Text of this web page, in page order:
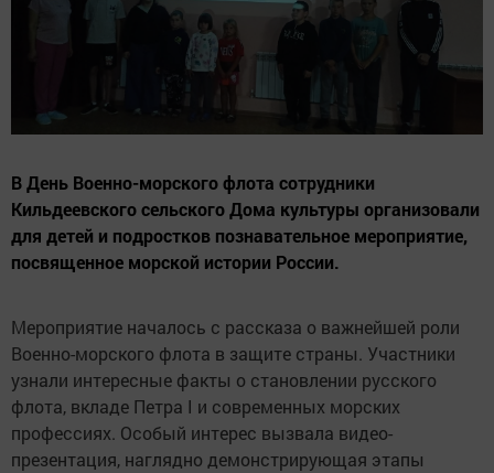
В День Военно-морского флота сотрудники
Кильдеевского сельского Дома культуры организовали
для детей и подростков познавательное мероприятие,
посвященное морской истории России.
Мероприятие началось с рассказа о важнейшей роли
Военно-морского флота в защите страны. Участники
узнали интересные факты о становлении русского
флота, вкладе Петра I и современных морских
профессиях. Особый интерес вызвала видео-
презентация, наглядно демонстрирующая этапы